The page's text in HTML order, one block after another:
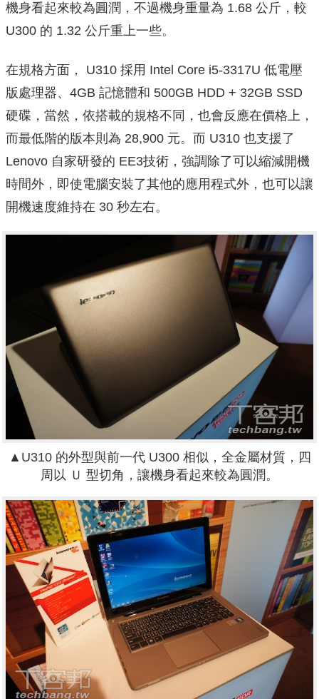
機身看起來較為圓潤，不過機身重量為 1.68 公斤，較
U300 的 1.32 公斤重上一些。
在規格方面， U310 採用 Intel Core i5-3317U 低電壓
版處理器、4GB 記憶體和 500GB HDD + 32GB SSD
硬碟，當然，依搭載的規格不同，也會反應在價格上，
而最低階的版本則為 28,900 元。而 U310 也支援了
Lenovo 自家研發的 EE3技術，強調除了可以縮減開機
時間外，即使電腦安裝了其他的應用程式外，也可以讓
開機速度維持在 30 秒左右。
▲U310 的外型與前一代 U300 相似，全金屬材質，四
周以 Ｕ 型切角，讓機身看起來較為圓潤。